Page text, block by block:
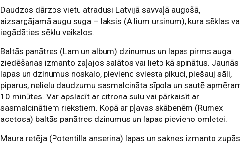
Daudzos dārzos vietu atradusi Latvijā savvaļā augošā,
aizsargājamā augu suga – laksis (Allium ursinum), kura sēklas
iegādāties sēklu veikalos.
Baltās panātres (Lamiun album) dzinumus un lapas pirms auga
ziedēšanas izmanto zaļajos salātos vai lieto kā spinātus. Jaunās
lapas un dzinumus noskalo, pievieno sviesta pikuci, piešauj sāli,
piparus, nelielu daudzumu sasmalcināta sīpola un sautē
10 minūtes. Var apslacīt ar citrona sulu vai pārkaisīt ar
sasmalcinātiem riekstiem. Kopā ar pļavas skābenēm (Rumex
acetosa) baltās panātres dzinumus un lapas pievieno omletei.
Maura retēja (Potentilla anserina) lapas un saknes izmanto